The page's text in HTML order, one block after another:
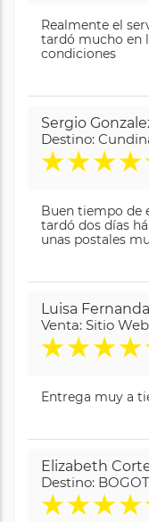
Realmente el
tardó mucho en
condiciones
Sergio
Destino:
★★★★
Buen tiempo de
tardó dos días
unas postales
Luisa
Venta: Sitio
★★★★
Entrega muy a
Elizabeth
Destino:
★★★★